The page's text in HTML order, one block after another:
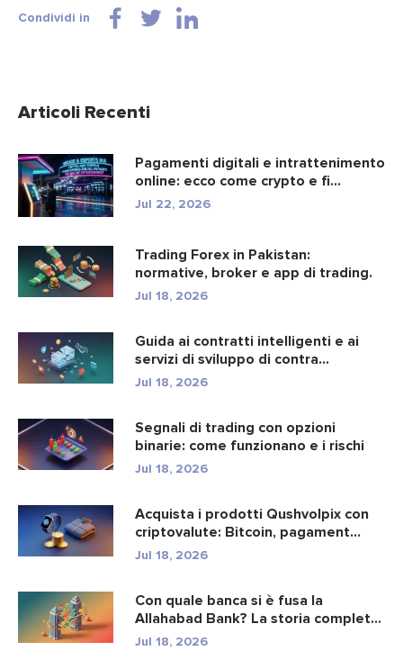
Condividi in
Articoli Recenti
Pagamenti digitali e intrattenimento
online: ecco come crypto e fi...
Jul 22, 2026
Trading Forex in Pakistan:
normative, broker e app di trading.
Jul 18, 2026
Guida ai contratti intelligenti e ai
servizi di sviluppo di contra...
Jul 18, 2026
Segnali di trading con opzioni
binarie: come funzionano e i rischi
Jul 18, 2026
Acquista i prodotti Qushvolpix con
criptovalute: Bitcoin, pagament...
Jul 18, 2026
Con quale banca si è fusa la
Allahabad Bank? La storia completa
d...
Jul 18, 2026